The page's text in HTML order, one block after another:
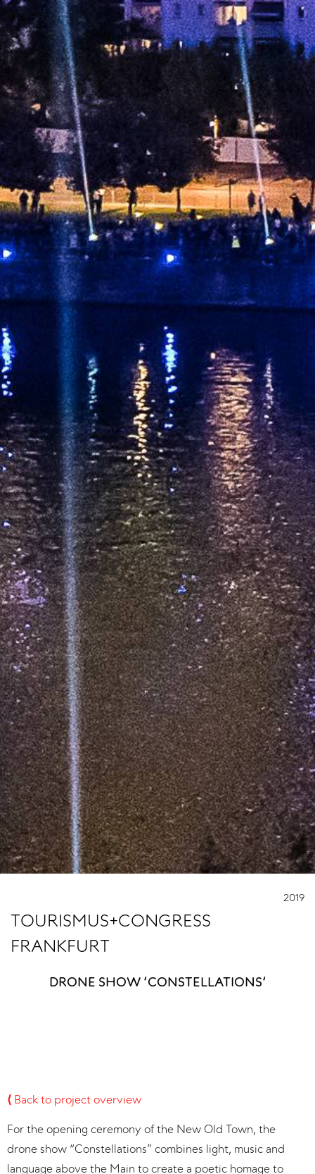
2019
TOURISMUS+CONGRESS
FRANKFURT
DRONE SHOW ‘CONSTELLATIONS‘
⟨ Back to project overview
For the opening ceremony of the New Old Town, the
drone show “Constellations” combines light, music and
language above the Main to create a poetic homage to